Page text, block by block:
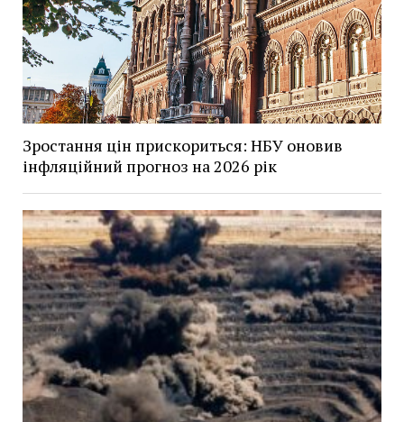
Зростання цін прискориться: НБУ оновив
інфляційний прогноз на 2026 рік